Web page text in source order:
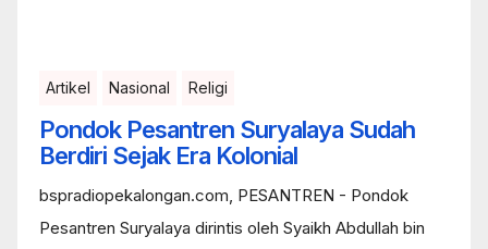
Artikel Nasional Religi
Pondok Pesantren Suryalaya Sudah
Berdiri Sejak Era Kolonial
bspradiopekalongan.com, PESANTREN - Pondok
Pesantren Suryalaya dirintis oleh Syaikh Abdullah bin